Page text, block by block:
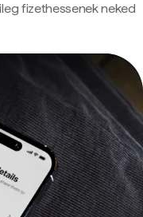
fizethessenek neked